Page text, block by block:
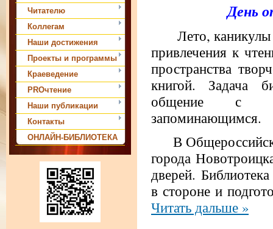
Читателю
Коллегам
Наши достижения
Проекты и программы
Краеведение
PROчтение
Наши публикации
Контакты
ОНЛАЙН-БИБЛИОТЕКА
День
Лето, каникулы
привлечения к
пространства
книгой. Задача
общение с
запоминающимся.
В
города
дверей.
в стороне и
Читать дальше »